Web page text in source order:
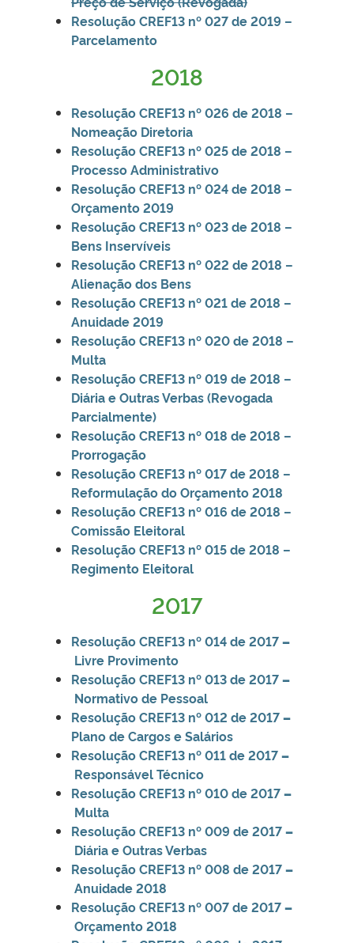
Resolução CREF13 nº 027 de 2019 –
Parcelamento
2018
Resolução CREF13 nº 026 de 2018 –
Nomeação Diretoria
Resolução CREF13 nº 025 de 2018 –
Processo Administrativo
Resolução CREF13 nº 024 de 2018 –
Orçamento 2019
Resolução CREF13 nº 023 de 2018 –
Bens Inservíveis
Resolução CREF13 nº 022 de 2018 –
Alienação dos Bens
Resolução CREF13 nº 021 de 2018 –
Anuidade 2019
Resolução CREF13 nº 020 de 2018 –
Multa
Resolução CREF13 nº 019 de 2018 –
Diária e Outras Verbas (Revogada
Parcialmente)
Resolução CREF13 nº 018 de 2018 –
Prorrogação
Resolução CREF13 nº 017 de 2018 –
Reformulação do Orçamento 2018
Resolução CREF13 nº 016 de 2018 –
Comissão Eleitoral
Resolução CREF13 nº 015 de 2018 –
Regimento Eleitoral
2017
Resolução CREF13 nº 014 de 2017–
Livre Provimento
Resolução CREF13 nº 013 de 2017–
Normativo de Pessoal
Resolução CREF13 nº 012 de 2017–
Plano de Cargos e Salários
Resolução CREF13 nº 011 de 2017–
Responsável Técnico
Resolução CREF13 nº 010 de 2017–
Multa
Resolução CREF13 nº 009 de 2017–
Diária e Outras Verbas
Resolução CREF13 nº 008 de 2017–
Anuidade 2018
Resolução CREF13 nº 007 de 2017–
Orçamento 2018